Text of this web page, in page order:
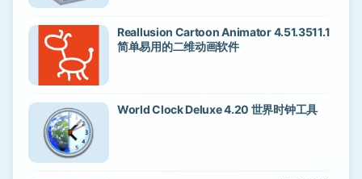
Reallusion Cartoon Animator 4.51.3511.1
简单易用的二维动画软件
World Clock Deluxe 4.20 世界时钟工具